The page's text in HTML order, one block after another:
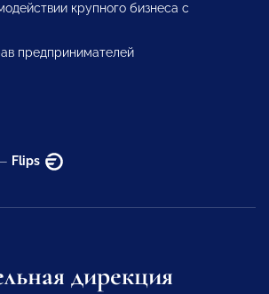
крупного бизнеса с
предпринимателей
Flips
дирекция